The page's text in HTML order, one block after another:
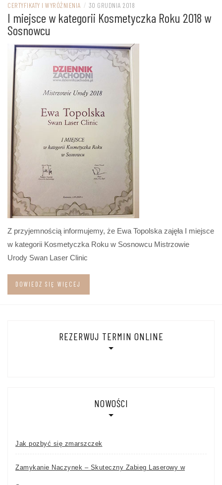
CERTYFIKATY I WYRÓŻNIENIA / 30 GRUDNIA 2018
I miejsce w kategorii Kosmetyczka Roku 2018 w
Sosnowcu
Z przyjemnością informujemy, że Ewa Topolska zajęła I miejsce
w kategorii Kosmetyczka Roku w Sosnowcu Mistrzowie
Urody Swan Laser Clinic
DOWIEDZ SIĘ WIĘCEJ
REZERWUJ TERMIN ONLINE
NOWOŚCI
Jak pozbyć się zmarszczek
Zamykanie Naczynek – Skuteczny Zabieg Laserowy w